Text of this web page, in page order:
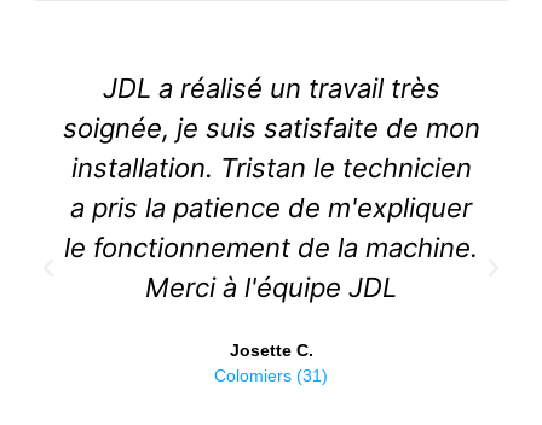
L'entreprise JDL est intervenu
très rapidement et je suis ravi du
travail effectué. Je recommande.
Albi (81)